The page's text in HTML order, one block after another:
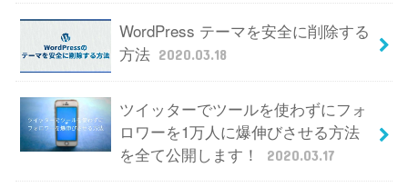
WordPress テーマを安全に削除する
方法 2020.03.18
ツイッターでツールを使わずにフォ
ロワーを1万人に爆伸びさせる方法
を全て公開します！
2020.03.17